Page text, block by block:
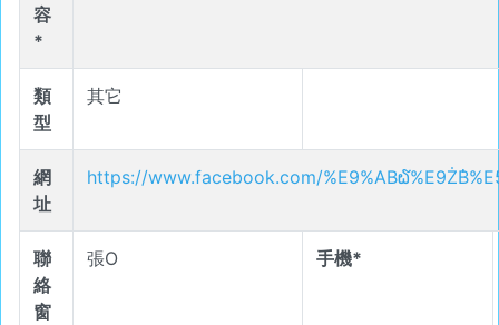
容
*
類
型
其它
網
址
https://www.facebook.com/%E9%AB໖%E9ŻB່
聯
絡
窗
張O 手機*